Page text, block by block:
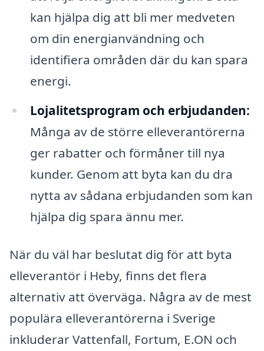
kan hjälpa dig att bli mer medveten
om din energianvändning och
identifiera områden där du kan spara
energi.
Lojalitetsprogram och erbjudanden:
Många av de större elleverantörerna
ger rabatter och förmåner till nya
kunder. Genom att byta kan du dra
nytta av sådana erbjudanden som kan
hjälpa dig spara ännu mer.
När du väl har beslutat dig för att byta
elleverantör i Heby, finns det flera
alternativ att överväga. Några av de mest
populära elleverantörerna i Sverige
inkluderar Vattenfall, Fortum, E.ON och